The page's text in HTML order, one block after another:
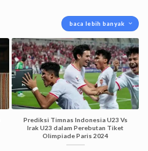
baca lebih banyak
Prediksi Timnas Indonesia U23 Vs
Irak U23 dalam Perebutan Tiket
Olimpiade Paris 2024